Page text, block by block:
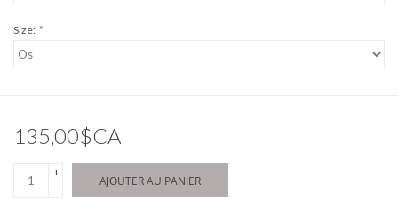
Size: *
135,00$CA
+
-
AJOUTER AU PANIER